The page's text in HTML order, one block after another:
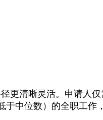
清晰灵活。申请人
中位数）的全职工作